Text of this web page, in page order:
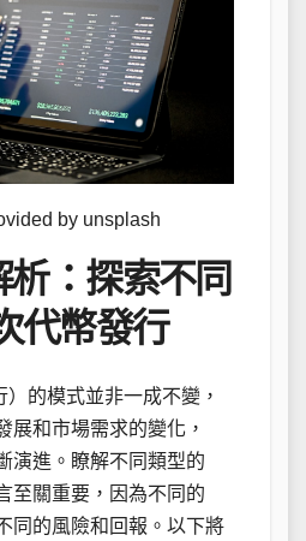
by unsplash
析：探索不同
代幣發行
）的模式並非一成不變，
展和市場需求的變化，
演進。瞭解不同類型的
至關重要，因為不同的
同的風險和回報。以下將